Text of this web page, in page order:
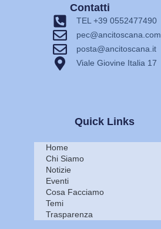
Quick Links
Home
Chi Siamo
Notizie
Eventi
Cosa Facciamo
Temi
Trasparenza
Contatti
TEL +39 0552477490
pec@ancitoscana.com
posta@ancitoscana.it
Viale Giovine Italia 17